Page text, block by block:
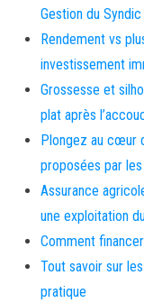
Gestion du
Rendement vs
investissement
Grossesse et
plat après
Plongez au cœur
proposées par
Assurance
une exploitation
Comment
Tout savoir sur
pratique